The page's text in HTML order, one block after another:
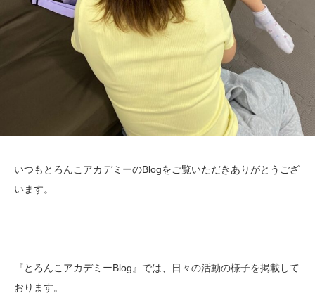
いつもとろんこアカデミーのBlogをご覧いただきありがとうござ
います。
『とろんこアカデミーBlog』では、日々の活動の様子を掲載して
おります。